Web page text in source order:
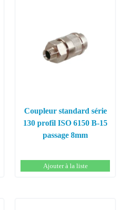
Coupleur standard série
130 profil ISO 6150 B-15
passage 8mm
Ajouter à la liste